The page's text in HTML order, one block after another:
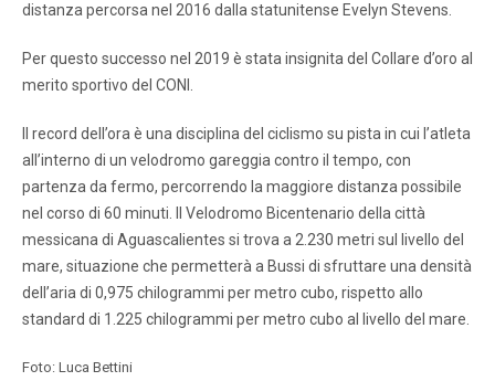
distanza percorsa nel 2016 dalla statunitense Evelyn Stevens.
Per questo successo nel 2019 è stata insignita del Collare d’oro al
merito sportivo del CONI.
Il record dell’ora è una disciplina del ciclismo su pista in cui l’atleta
all’interno di un velodromo gareggia contro il tempo, con
partenza da fermo, percorrendo la maggiore distanza possibile
nel corso di 60 minuti. Il Velodromo Bicentenario della città
messicana di Aguascalientes si trova a 2.230 metri sul livello del
mare, situazione che permetterà a Bussi di sfruttare una densità
dell’aria di 0,975 chilogrammi per metro cubo, rispetto allo
standard di 1.225 chilogrammi per metro cubo al livello del mare.
Foto: Luca Bettini